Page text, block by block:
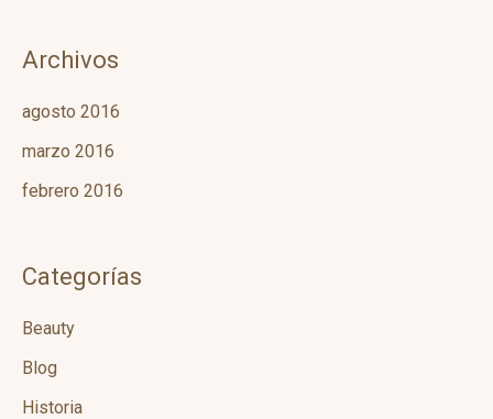
Archivos
agosto 2016
marzo 2016
febrero 2016
Categorías
Beauty
Blog
Historia